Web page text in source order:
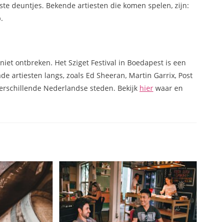
deuntjes. Bekende artiesten die komen spelen, zijn:
ontbreken. Het Sziget Festival in Boedapest is een
artiesten langs, zoals Ed Sheeran, Martin Garrix, Post
Nederlandse steden. Bekijk hier waar en